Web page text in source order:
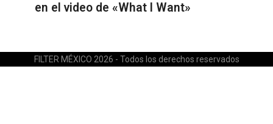
en el video de «What I Want»
FILTER MÉXICO 2026 - Todos los derechos reservados